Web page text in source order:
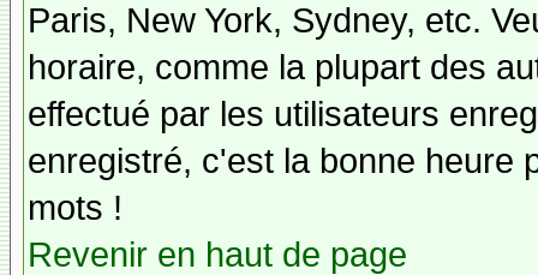
Paris, New York, Sydney, etc.
horaire, comme la plupart des
effectué par les utilisateurs
enregistré, c'est la bonne heure
mots !
Revenir en haut de page